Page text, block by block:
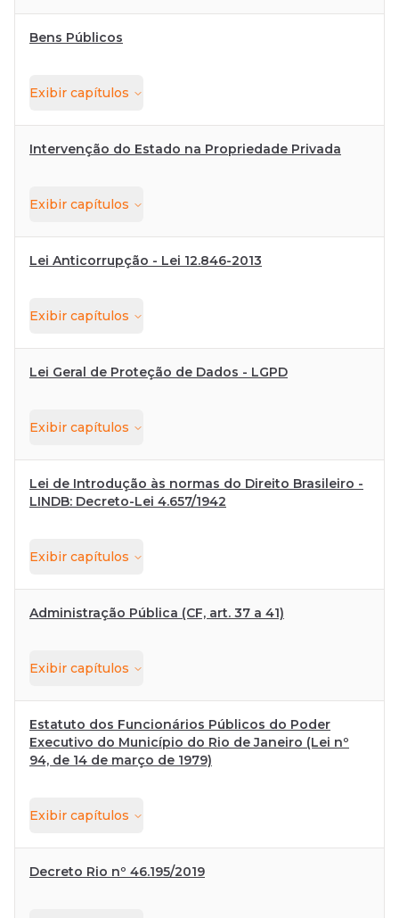
Bens Públicos
Exibir capítulos
Intervenção do Estado na Propriedade Privada
Exibir capítulos
Lei Anticorrupção - Lei 12.846-2013
Exibir capítulos
Lei Geral de Proteção de Dados - LGPD
Exibir capítulos
Lei de Introdução às normas do Direito Brasileiro -
LINDB: Decreto-Lei 4.657/1942
Exibir capítulos
Administração Pública (CF, art. 37 a 41)
Exibir capítulos
Estatuto dos Funcionários Públicos do Poder
Executivo do Município do Rio de Janeiro (Lei nº
94, de 14 de março de 1979)
Exibir capítulos
Decreto Rio nº 46.195/2019